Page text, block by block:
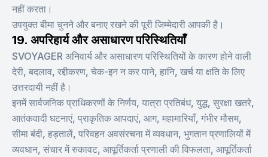
नहीं करता।
उपयुक्त बीमा चुनने और बनाए रखने की पूरी जिम्मेदारी आपकी है।
19. अपरिहार्य और असाधारण परिस्थितियाँ
SVOYAGER अनिवार्य और असाधारण परिस्थितियों के कारण होने वाली
देरी, बदलाव, रद्दीकरण, चेक-इन न कर पाने, हानि, खर्च या क्षति के लिए
उत्तरदायी नहीं है।
इनमें सार्वजनिक प्राधिकरणों के निर्णय, यात्रा प्रतिबंध, युद्ध, सुरक्षा खतरे,
आतंकवादी घटनाएं, प्राकृतिक आपदाएं, आग, महामारियाँ, गंभीर मौसम,
सीमा बंदी, हड़तालें, परिवहन अवसंरचना में व्यवधान, भुगतान प्रणालियों में
व्यवधान, संचार में रुकावट, आपूर्तिकर्ता प्रणाली की विफलता, आपूर्तिकर्ता